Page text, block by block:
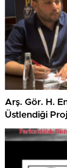
Arş. Gör. H.
Üstlendiği